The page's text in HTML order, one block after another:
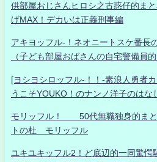
供部屋おじさんヒロシ之古惑仔的ま
げMAX！デカいは正義刑事編
アキヨッフル-！ネオニートスケ番長
（子ども部屋おばさんの自宅警備員的
[ヨシヨシロッフル-！！-素浪人勇者
うこそYOUKO！のナンノ洋子のはな
モリッフル！ 50代無職独身的まと
トの杜 モリッフル
ユキユキッフル2！ど底辺的一同驚愕